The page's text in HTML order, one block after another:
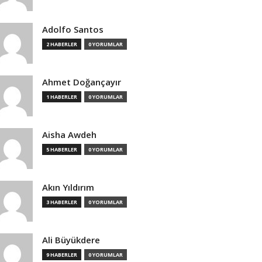
Adolfo Santos
2 HABERLER 0 YORUMLAR
Ahmet Doğançayır
1 HABERLER 0 YORUMLAR
Aisha Awdeh
5 HABERLER 0 YORUMLAR
Akın Yıldırım
3 HABERLER 0 YORUMLAR
Ali Büyükdere
9 HABERLER 0 YORUMLAR